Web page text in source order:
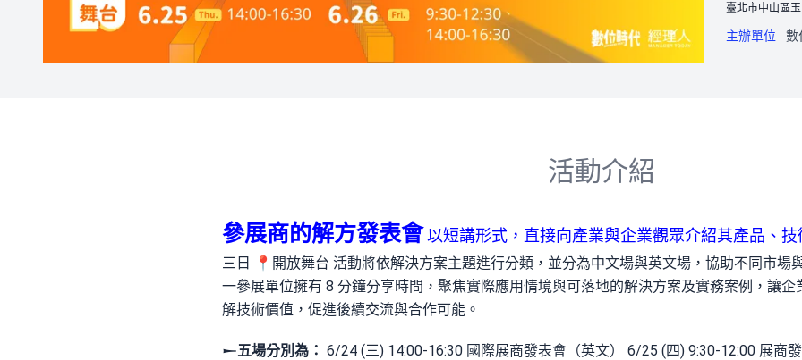
臺北市中山區
主辦單位 數
活動介紹
參展商的解方發表會以短講形式，直接向產業與企業觀眾介紹其產品、技
三日 📍開放舞台 活動將依解決方案主題進行分類，並分為中文場與英文場，協助不同市場
一參展單位擁有 8 分鐘分享時間，聚焦實際應用情境與可落地的解決方案及實務案例，讓
解技術價值，促進後續交流與合作可能。
𒀸五場分別為： 6/24 (三) 14:00-16:30 國際展商發表會（英文） 6/25 (四) 9:30-12:00 展商